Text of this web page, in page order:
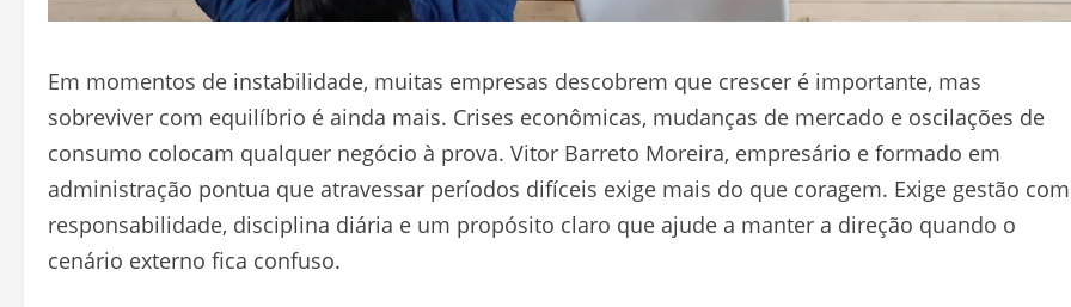
Em momentos de instabilidade, muitas empresas descobrem que crescer é importante, mas
sobreviver com equilíbrio é ainda mais. Crises econômicas, mudanças de mercado e oscilações de
consumo colocam qualquer negócio à prova. Vitor Barreto Moreira, empresário e formado em
administração pontua que atravessar períodos difíceis exige mais do que coragem. Exige gestão com
responsabilidade, disciplina diária e um propósito claro que ajude a manter a direção quando o
cenário externo fica confuso.